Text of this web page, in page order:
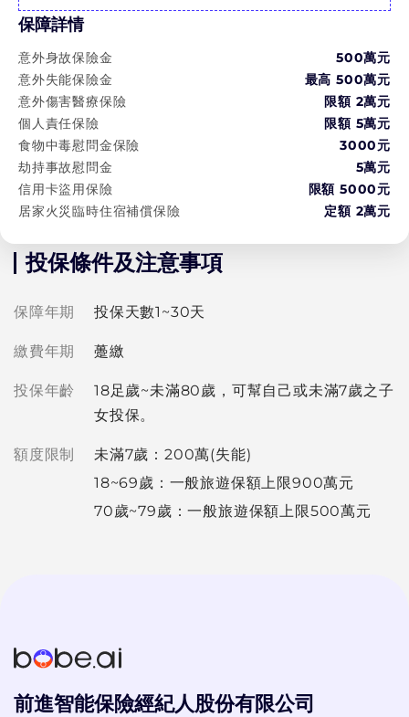
保障詳情
意外身故保險金 500萬元
意外失能保險金
最高 500萬元
意外傷害醫療保險
限額 2萬元
個人責任保險
限額 5萬元
食物中毒慰問金保險
3000元
劫持事故慰問金
5萬元
信用卡盜用保險
限額 5000元
居家火災臨時住宿補償保險
定額 2萬元
投保條件及注意事項
保障年期 投保天數1~30天
繳費年期 躉繳
投保年齡
18足歲~未滿80歲，可幫自己或未滿7歲之子
女投保。
額度限制
未滿7歲：200萬(失能)
18~69歲：一般旅遊保額上限900萬元
70歲~79歲：一般旅遊保額上限500萬元
前進智能保險經紀人股份有限公司